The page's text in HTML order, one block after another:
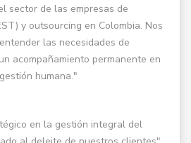
sector de las empresas de
y outsourcing en Colombia. Nos
las necesidades de
acompañamiento permanente en
humana."
en la gestión integral del